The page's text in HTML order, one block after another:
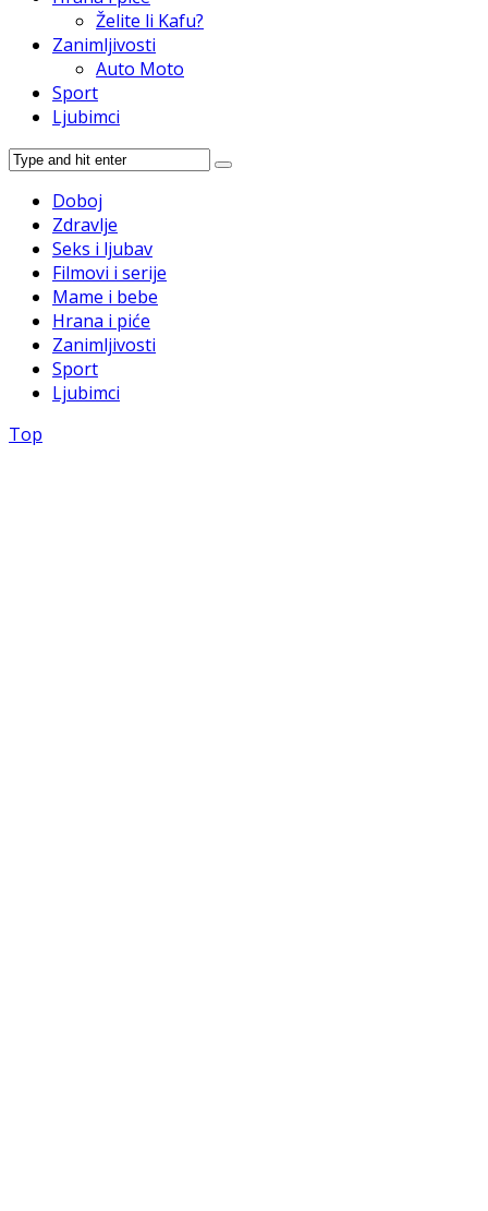
Želite li Kafu?
Zanimljivosti
Auto Moto
Sport
Ljubimci
Doboj
Zdravlje
Seks i ljubav
Filmovi i serije
Mame i bebe
Hrana i piće
Zanimljivosti
Sport
Ljubimci
Top